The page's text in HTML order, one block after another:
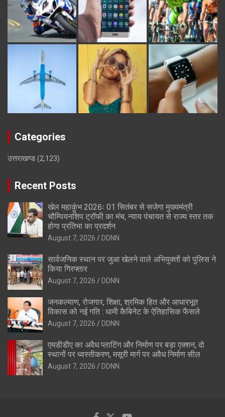
Categories
उत्तराखण्ड(2,123)
Recent Posts
खेल महाकुंभ 2026ः 01 सितंबर से सजेगा मुख्यमंत्री
चौम्पियनशिप ट्रॉफी का मंच, न्याय पंचायत से राज्य स्तर तक
होगा प्रतिभा का प्रदर्शन
August 7, 2026 DDNN
सार्वजनिक स्थान पर जुआ खेलने वाले अभियुक्तों को पुलिस ने
किया गिरफ्तार
August 7, 2026 DDNN
जनकल्याण, रोजगार, शिक्षा, श्रमिक हित और आधारभूत
विकास को नई गति : धामी कैबिनेट के ऐतिहासिक फैसले
August 7, 2026 DDNN
एमडीडीए का अवैध प्लाटिंग और निर्माण पर बड़ा एक्शन, दो
स्थानों पर ध्वस्तीकरण, मसूरी मार्ग पर अवैध निर्माण सील
August 7, 2026 DDNN